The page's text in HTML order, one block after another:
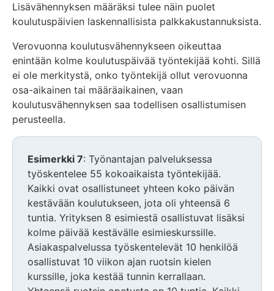
Lisävähennyksen määräksi tulee näin puolet
koulutuspäivien laskennallisista palkkakustannuksista.
Verovuonna koulutusvähennykseen oikeuttaa
enintään kolme koulutuspäivää työntekijää kohti. Sillä
ei ole merkitystä, onko työntekijä ollut verovuonna
osa-aikainen tai määräaikainen, vaan
koulutusvähennyksen saa todellisen osallistumisen
perusteella.
Esimerkki 7: Työnantajan palveluksessa
työskentelee 55 kokoaikaista työntekijää.
Kaikki ovat osallistuneet yhteen koko päivän
kestävään koulutukseen, jota oli yhteensä 6
tuntia. Yrityksen 8 esimiestä osallistuvat lisäksi
kolme päivää kestävälle esimieskurssille.
Asiakaspalvelussa työskentelevät 10 henkilöä
osallistuvat 10 viikon ajan ruotsin kielen
kurssille, joka kestää tunnin kerrallaan.